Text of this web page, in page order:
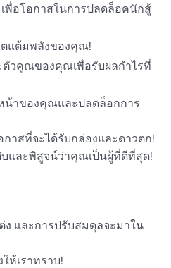
เพื่อโอกาสในการปลดล็อคนักสู้
ตแต้มพลังของคุณ!
ตัวคูณของคุณเพื่อรับผลกำไรที่
น้าของคุณและปลดล็อกการ
าสที่จะได้รับกล่องและดาวตก!
และพิสูจน์ว่าคุณเป็นผู้ที่ดีที่สุด!
ง และการปรับสมดุลจะมาใน
ห้เราทราบ!